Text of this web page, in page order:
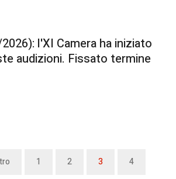
l'XI Camera ha iniziato
audizioni. Fissato termine
1 2 3 4